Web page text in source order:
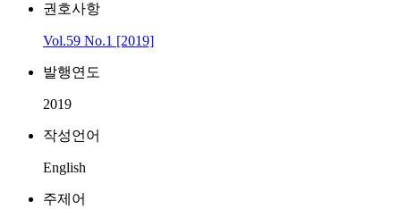
권호사항
Vol.59 No.1 [2019]
발행연도
2019
작성언어
English
주제어